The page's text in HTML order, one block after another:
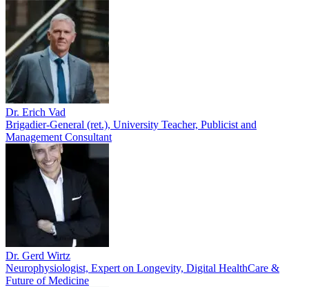
Dr. Erich Vad
Brigadier-General (ret.), University Teacher, Publicist and
Management Consultant
Dr. Gerd Wirtz
Neurophysiologist, Expert on Longevity, Digital HealthCare &
Future of Medicine